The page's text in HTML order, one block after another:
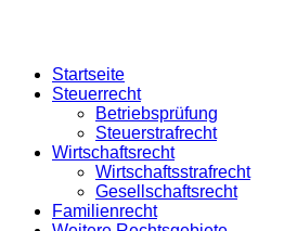
Startseite
Steuerrecht
Betriebsprüfung
Steuerstrafrecht
Wirtschaftsrecht
Wirtschaftsstrafrecht
Gesellschaftsrecht
Familienrecht